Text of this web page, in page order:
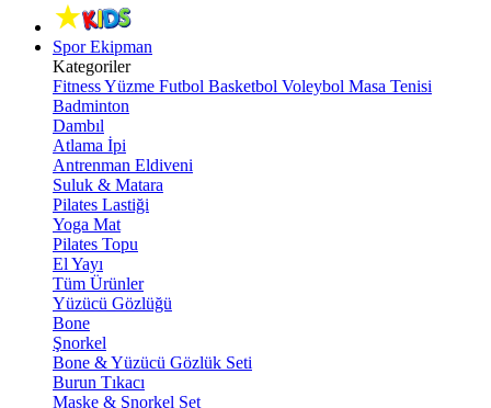
Spor Ekipman
Kategoriler
FitnessYüzme Futbol Basketbol Voleybol Masa Tenisi
Badminton
Dambıl
Atlama İpi
Antrenman Eldiveni
Suluk & Matara
Pilates Lastiği
Yoga Mat
Pilates Topu
El Yayı
Tüm Ürünler
Yüzücü Gözlüğü
Bone
Şnorkel
Bone & Yüzücü Gözlük Seti
Burun Tıkacı
Maske & Şnorkel Set